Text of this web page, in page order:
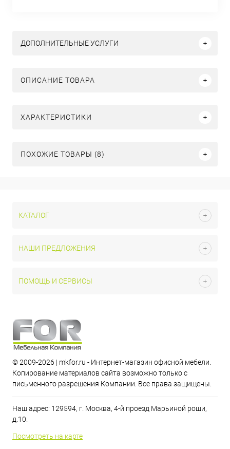
ДОПОЛНИТЕЛЬНЫЕ УСЛУГИ
ОПИСАНИЕ ТОВАРА
ХАРАКТЕРИСТИКИ
ПОХОЖИЕ ТОВАРЫ (8)
КАТАЛОГ
НАШИ ПРЕДЛОЖЕНИЯ
ПОМОЩЬ И СЕРВИСЫ
© 2009-2026 | mkfor.ru - Интернет-магазин офисной мебели.
Копирование материалов сайта возможно только с
письменного разрешения Компании. Все права защищены.
Наш адрес: 129594, г. Москва, 4-й проезд Марьиной рощи,
д.10.
Посмотреть на карте